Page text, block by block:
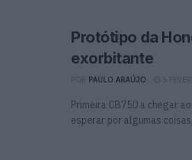
Protótipo da
exorbitante
PAULO ARAÚJO 5
Primeira CB750 a chegar
esperar por algumas